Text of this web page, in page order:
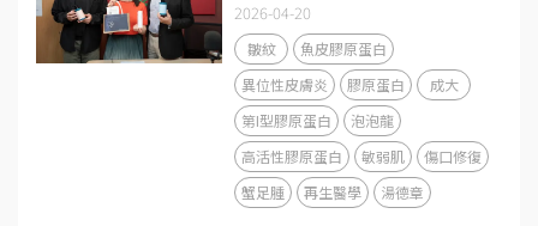
2026-04-20
皺紋
魚皮膠原蛋白
異位性皮膚炎
膠原蛋白
成大
第I型膠原蛋白
泡泡龍
高活性膠原蛋白
敏弱肌
傷口修復
蟹足腫
再生醫學 湯德章